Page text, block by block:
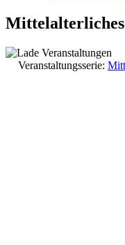
Mittelalterliches
Veranstaltungsserie: